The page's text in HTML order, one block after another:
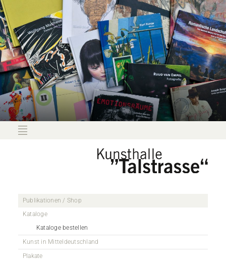
Publikationen / Shop
Kataloge
Kataloge bestellen
Kunst in Mitteldeutschland
Plakate